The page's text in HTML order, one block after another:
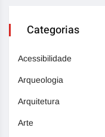
Categorias
Acessibilidade
Arqueologia
Arquitetura
Arte